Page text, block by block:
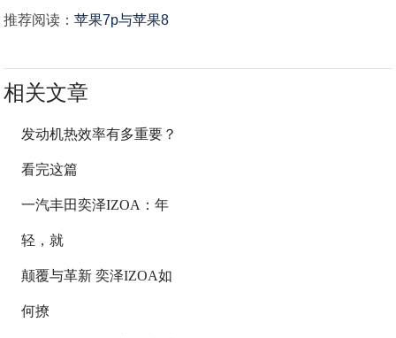
推荐阅读：苹果7p与苹果8
相关文章
发动机热效率有多重要？
看完这篇
一汽丰田奕泽IZOA：年
轻，就
颠覆与革新 奕泽IZOA如
何撩